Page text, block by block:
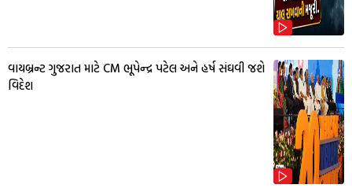
વાયબ્રન્ટ ગુજરાત માટે CM ભૂપેન્દ્ર પટેલ અને હર્ષ સંઘવી જશે
વિદેશ